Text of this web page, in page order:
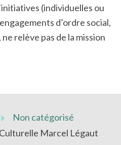
(individuelles ou
d’ordre social,
relève pas de la mission
Non catégorisé
Marcel Légaut